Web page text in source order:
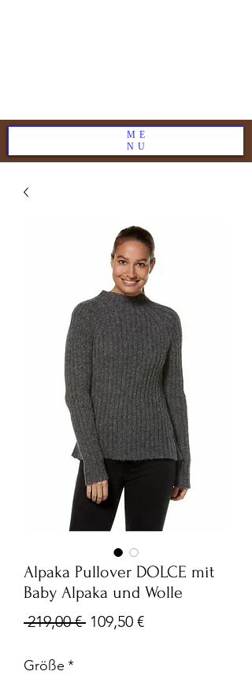
ME
NU
Alpaka Pullover DOLCE mit
Baby Alpaka und Wolle
219,00 € Standardpreis
109,50 €Sale-
Größe *